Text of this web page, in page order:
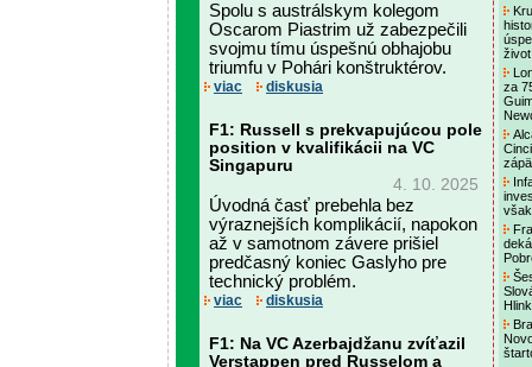
Spolu s austrálskym kolegom
Oscarom Piastrim už zabezpečili
svojmu tímu úspešnú obhajobu
triumfu v Pohári konštruktérov.
viac diskusia
F1: Russell s prekvapujúcou pole
position v kvalifikácii na VC
Singapuru
4. 10. 2025
Úvodná časť prebehla bez
výraznejších komplikácií, napokon
až v samotnom závere prišiel
predčasný koniec Gaslyho pre
technický problém.
viac diskusia
F1: Na VC Azerbajdžanu zvíťazil
Verstappen pred Russelom a
za